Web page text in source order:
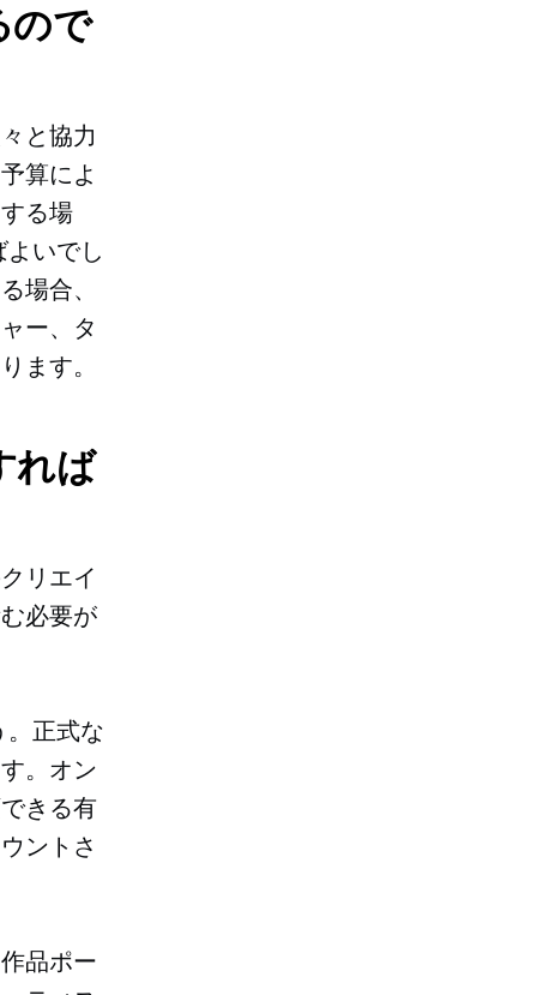
ので
と協力
算によ
る場
いでし
場合、
ー、タ
ます。
れば
リエイ
必要が
。正式な
。オン
きる有
ントさ
品ポー